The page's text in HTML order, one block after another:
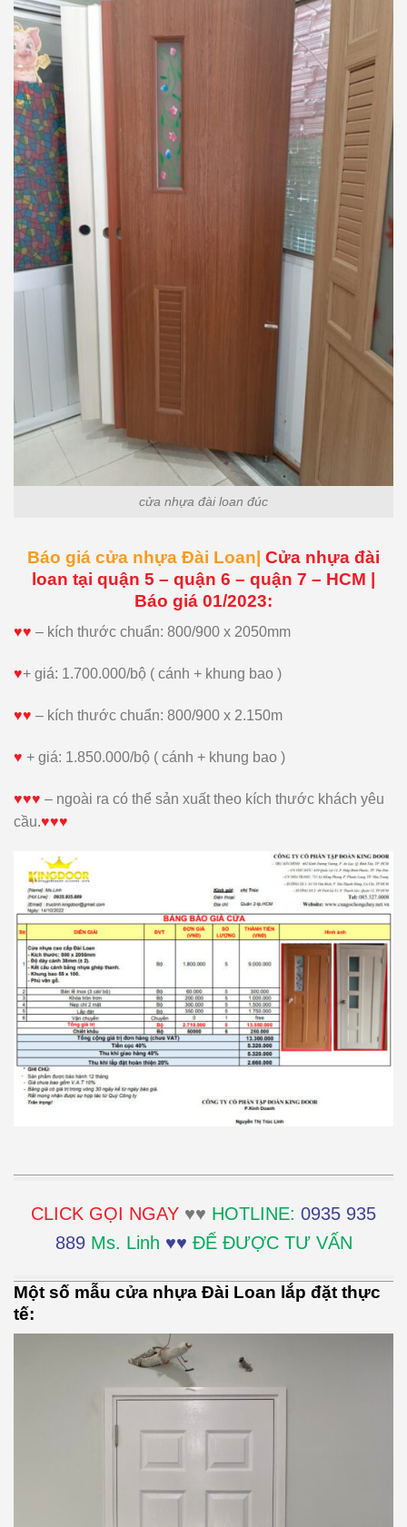
cửa nhựa đài loan đúc
Báo giá cửa nhựa Đài Loan| Cửa nhựa đài
loan tại quận 5 – quận 6 – quận 7 – HCM |
Báo giá 01/2023:
♥♥ – kích thước chuẩn: 800/900 x 2050mm
♥+ giá: 1.700.000/bộ ( cánh + khung bao )
♥♥ – kích thước chuẩn: 800/900 x 2.150m
♥ + giá: 1.850.000/bộ ( cánh + khung bao )
♥♥♥ – ngoài ra có thể sản xuất theo kích thước khách yêu
cầu.♥♥♥
CLICK GỌI NGAY ♥♥ HOTLINE: 0935 935
889Ms. Linh ♥♥ ĐỂ ĐƯỢC TƯ VẤN
Một số mẫu cửa nhựa Đài Loan lắp đặt thực
tế: